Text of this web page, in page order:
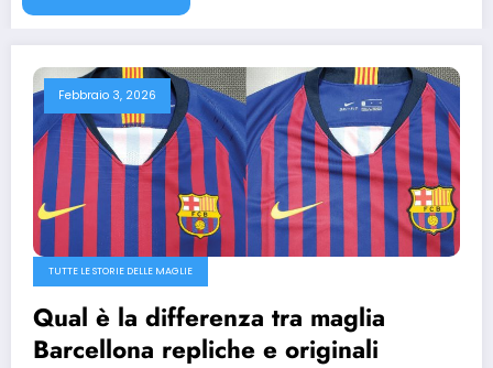
Febbraio 3, 2026
TUTTE LE STORIE DELLE MAGLIE
Qual è la differenza tra maglia
Barcellona repliche e originali